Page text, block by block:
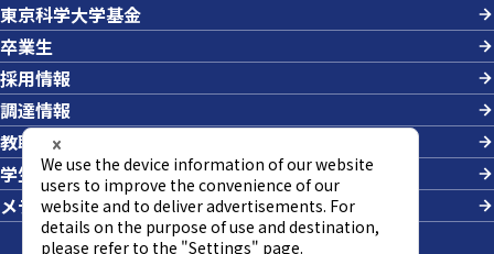
東京科学大学基金
卒業生
採用情報
調達情報
教職員への業務依頼
学生の採用
メディアの方